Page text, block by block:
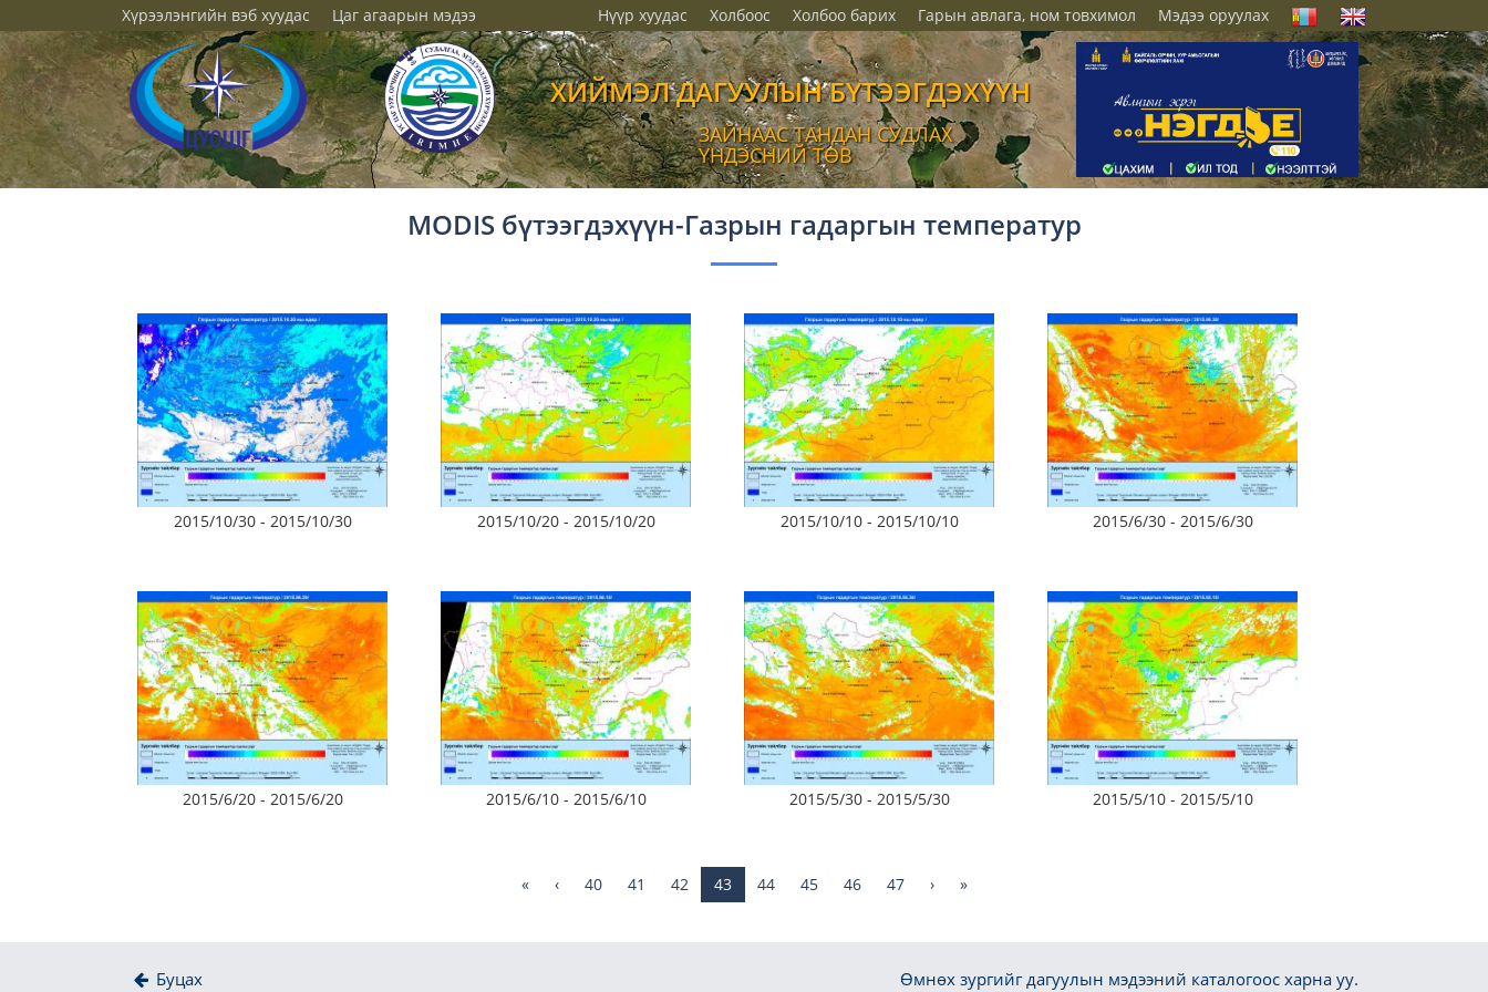
Хүрээлэнгийн вэб хуудас Цаг агаарын мэдээ Нүүр хуудас Холбоос Холбоо барих Гарын авлага, ном товхимол Мэдээ оруулах
ХИЙМЭЛ ДАГУУЛЫН БҮТЭЭГДЭХҮҮН
ЗАЙНААС ТАНДАН СУДЛАХ
ҮНДЭСНИЙ ТӨВ
MODIS бүтээгдэхүүн-Газрын гадаргын температур
2015/10/30 - 2015/10/30 2015/10/20 - 2015/10/20 2015/10/10 - 2015/10/10 2015/6/30 - 2015/6/30
2015/6/20 - 2015/6/20 2015/6/10 - 2015/6/10 2015/5/30 - 2015/5/30 2015/5/10 - 2015/5/10
« ‹ 40 41 42 43 44 45 46 47 › »
Буцах Өмнөх зургийг дагуулын мэдээний каталогоос харна уу.